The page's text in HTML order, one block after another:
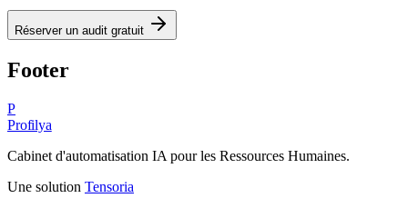
Réserver un audit gratuit
Footer
P
Profilya
Cabinet d'automatisation IA pour les Ressources Humaines.
Une solution Tensoria